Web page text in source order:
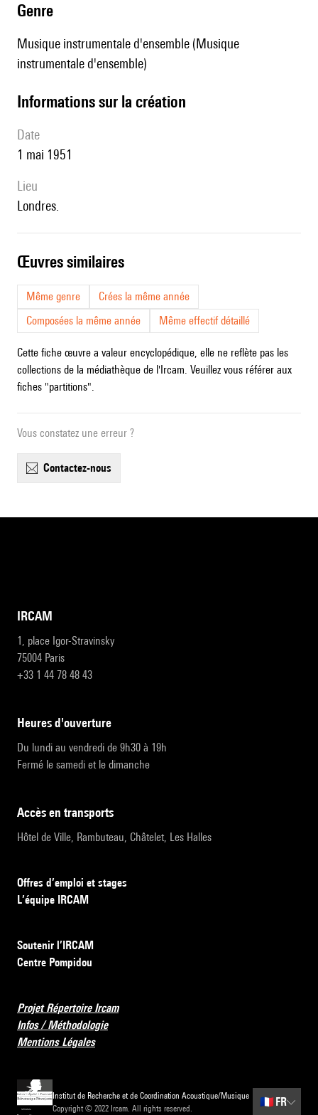
genre
Musique instrumentale d'ensemble (Musique
instrumentale d'ensemble)
informations sur la création
date
1 mai 1951
lieu
Londres.
œuvres similaires
Même genre
Crées la même année
Composées la même année
Même effectif détaillé
Cette fiche œuvre a valeur encyclopédique, elle ne reflète pas les
collections de la médiathèque de l'Ircam. Veuillez vous référer aux
fiches "partitions".
Vous constatez une erreur ?
contactez-nous
IRCAM
1, place Igor-Stravinsky
75004 Paris
+33 1 44 78 48 43
heures d'ouverture
Du lundi au vendredi de 9h30 à 19h
Fermé le samedi et le dimanche
accès en transports
Hôtel de Ville, Rambuteau, Châtelet, Les Halles
Offres d’emploi et stages
L’équipe IRCAM
Soutenir l’IRCAM
Centre Pompidou
Projet Répertoire Ircam
Infos / Méthodologie
Mentions Légales
Institut de Recherche et de Coordination Acoustique/Musique
Copyright © 2022 Ircam. All rights reserved.
🇫🇷 FR